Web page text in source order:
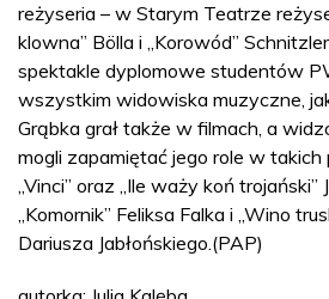
reżyseria – w Starym Teatrze
klowna” Bölla i „Korowód”
spektakle dyplomowe studentów
wszystkim widowiska muzyczne, jak
Grąbka grał także w filmach, a
mogli zapamiętać jego role w takich
„Vinci” oraz „Ile waży koń trojański”
„Komornik” Feliksa Falka i „Wino
Dariusza Jabłońskiego.(PAP)